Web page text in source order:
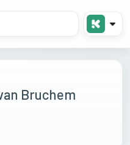
Bruchem